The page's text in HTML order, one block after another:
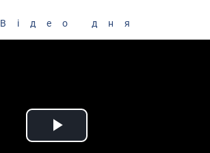
Відео дня
Play Video